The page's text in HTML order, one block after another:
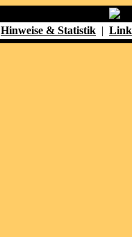
Hinweise & Statistik |